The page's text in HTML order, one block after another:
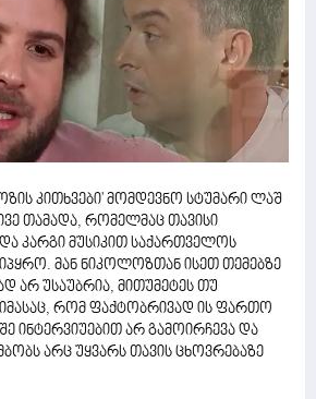
კითხვები' მომდევნო სტუმარი ლაშ
თამადა, რომელმაც თავისი
კარგი მუსიკით საქართველოს
მან ნიკოლოზთან ისეთ თემებზე
არ უსაუბრია, მითუმეტეს თუ
რომ ფაქტობრივად ის ფართო
ინტერვიუებით არ გამოირჩევა და
არც უყვარს თავის ცხოვრებაზე